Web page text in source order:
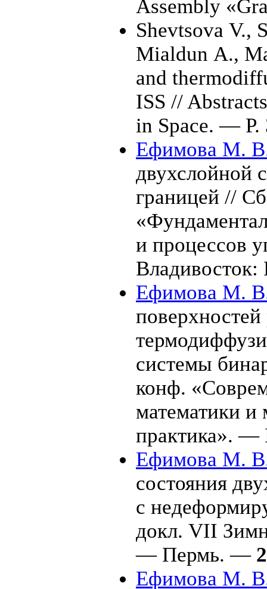
Assembly
Shevtsova V.,
Mialdun A.,
and
ISS //
in Space. — P.
Ефимова М.
двухслойной
границей //
и процессов
Ефимова М.
поверхностей
системы
конф.
математики и
практика».
Ефимова М.
состояния
с
докл. VII
— Пермь. —
Ефимова М.